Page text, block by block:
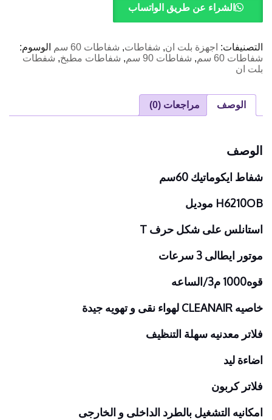
الشراء عن طريق الواتساب
التصنيفات: اجهزة بلت ان, شفاطات, شفاطات 60 سم
الوسوم:
شفاطات 60 سم
, شفاطات 90 سم , شفاطات مطبخ, شفطات
بلت ان
الوصف مراجعات (0)
الوصف
شفاط ايكوماتيك 60سم
H6210OB موديل
استانلس على شكل حرف T
موتور ايطالى 3 سرعات
قوه1000 م3/الساعه
خاصيه CLEANAIR لهواء نقى و تهويه جيدة
فلاتر معدنيه سهلة التنظيف
اضاءة ليد
فلاتر كربون
امكانيه التشغيل بالطرد الداخلى و الخارجى